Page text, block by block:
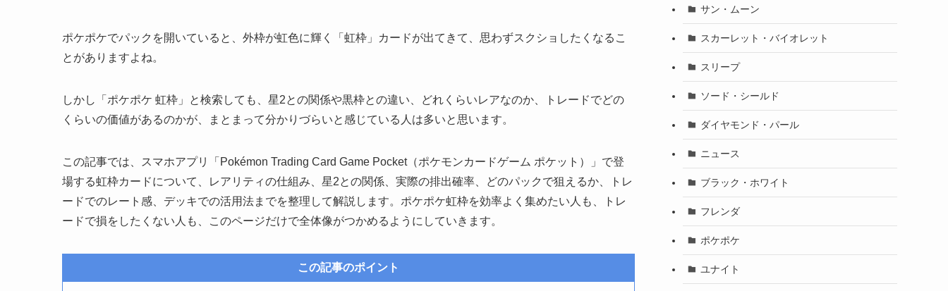
ポケポケでパックを開いていると、外枠が虹色に輝く「虹枠」カードが出てきて、思わずスクショしたくなるこ
とがありますよね。
しかし「ポケポケ 虹枠」と検索しても、星2との関係や黒枠との違い、どれくらいレアなのか、トレードでどの
くらいの価値があるのかが、まとまって分かりづらいと感じている人は多いと思います。
この記事では、スマホアプリ「Pokémon Trading Card Game Pocket（ポケモンカードゲーム ポケット）」で登
場する虹枠カードについて、レアリティの仕組み、星2との関係、実際の排出確率、どのパックで狙えるか、トレ
ードでのレート感、デッキでの活用法までを整理して解説します。ポケポケ虹枠を効率よく集めたい人も、トレ
ードで損をしたくない人も、このページだけで全体像がつかめるようにしていきます。
この記事のポイント
サン・ムーン
スカーレット・バイオレット
スリープ
ソード・シールド
ダイヤモンド・パール
ニュース
ブラック・ホワイト
フレンダ
ポケポケ
ユナイト